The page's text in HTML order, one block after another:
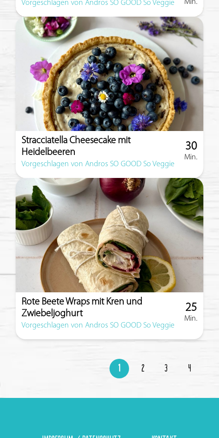
Vorgeschlagen von Andros SO GOOD So Veggie Min.
Stracciatella Cheesecake mit
Heidelbeeren
Vorgeschlagen von Andros SO GOOD So Veggie
30
Min.
Rote Beete Wraps mit Kren und
Zwiebeljoghurt
Vorgeschlagen von Andros SO GOOD So Veggie
25
Min.
Seite
1
Seite
2
Seite
3
Seite
4